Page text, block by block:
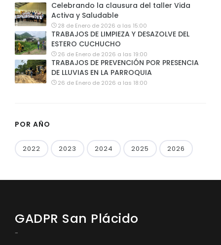
Celebrando la clausura del taller Vida
Activa y Saludable
28 de Enero de 2026 a las 15:00
TRABAJOS DE LIMPIEZA Y DESAZOLVE DEL
ESTERO CUCHUCHO
26 de Enero de 2026 a las 19:00
TRABAJOS DE PREVENCIÓN POR PRESENCIA
DE LLUVIAS EN LA PARROQUIA
26 de Enero de 2026 a las 18:00
POR AÑO
2022 2023 2024 2025 2026
GADPR San Plácido
-